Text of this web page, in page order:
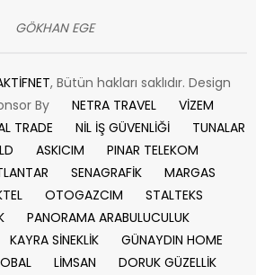
GÖKHAN EGE
, Bütün hakları saklıdır. Design
By NETRA TRAVEL
VİZEM
TRADE NİL İŞ GÜVENLİĞİ
TUNALAR
ASKICIM
PINAR TELEKOM
SENAGRAFİK
MARGAS
OTOGAZCIM
STALTEKS
PANORAMA ARABULUCULUK
KAYRA SİNEKLİK
GÜNAYDIN HOME
LİMSAN
DORUK GÜZELLİK